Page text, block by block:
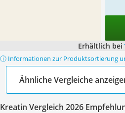
Erhältlich bei
ⓘ Informationen zur Produktsortierung
Ähnliche Vergleiche
Kreatin Vergleich 2026